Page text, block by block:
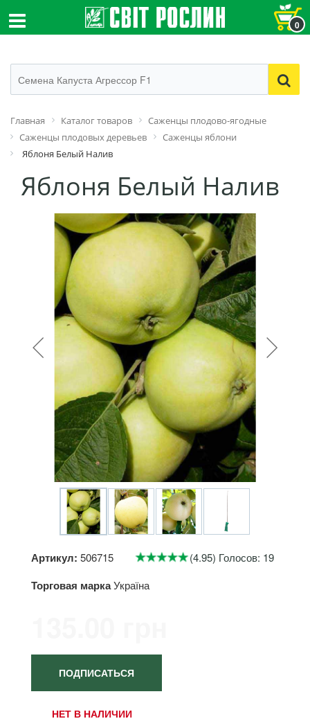
0
Главная Каталог товаров
Саженцы плодово-ягодные
Саженцы плодовых деревьев
Саженцы яблони
Яблоня Белый Налив
Яблоня Белый Налив
Артикул: 506715 (4.95) Голосов: 19
Торговая маркаУкраїна
ПОДПИСАТЬСЯ
НЕТ В НАЛИЧИИ